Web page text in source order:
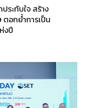
ระทับใจ สร้าง
อกย้ำการเป็น
งปี